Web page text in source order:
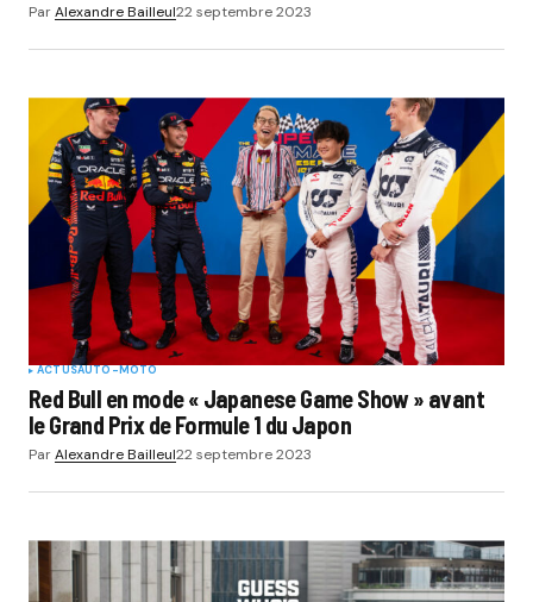
ParAlexandre Bailleul22 septembre 2023
ACTUSAUTO-MOTO
Red Bull en mode « Japanese Game Show » avant
le Grand Prix de Formule 1 du Japon
ParAlexandre Bailleul22 septembre 2023